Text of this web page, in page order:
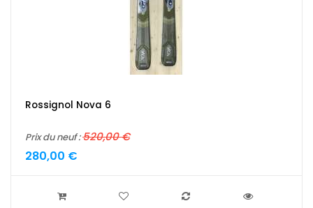
Rossignol Nova 6
Prix du neuf :520,00 €
280,00 €